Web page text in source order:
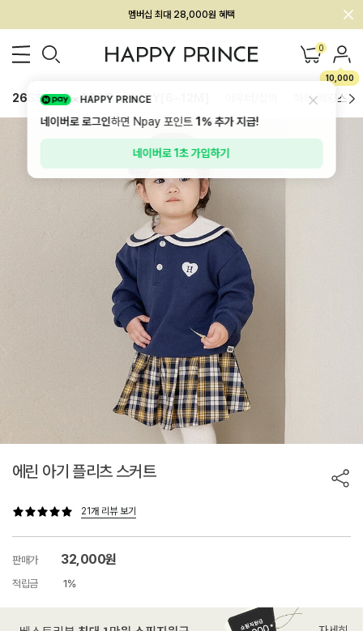
회원전용 아울렛, 가입하면 ~60% 할인!
멤버십 최대 28,000원 혜택 0
10,000
26SS 신상 BEST BABY[6~12M] 하의/레깅스
에린 아기 플리츠 스커트
21개 리뷰 보기
판매가 32,000원
적립금 1%
HAPPY PRINCE
네이버로 로그인하면 Npay 포인트1%추가 지급!
네이버로 1초 가입하기